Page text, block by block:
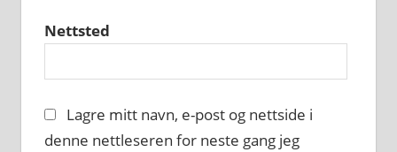
Nettsted
Lagre mitt navn, e-post og nettside i
denne nettleseren for neste gang jeg